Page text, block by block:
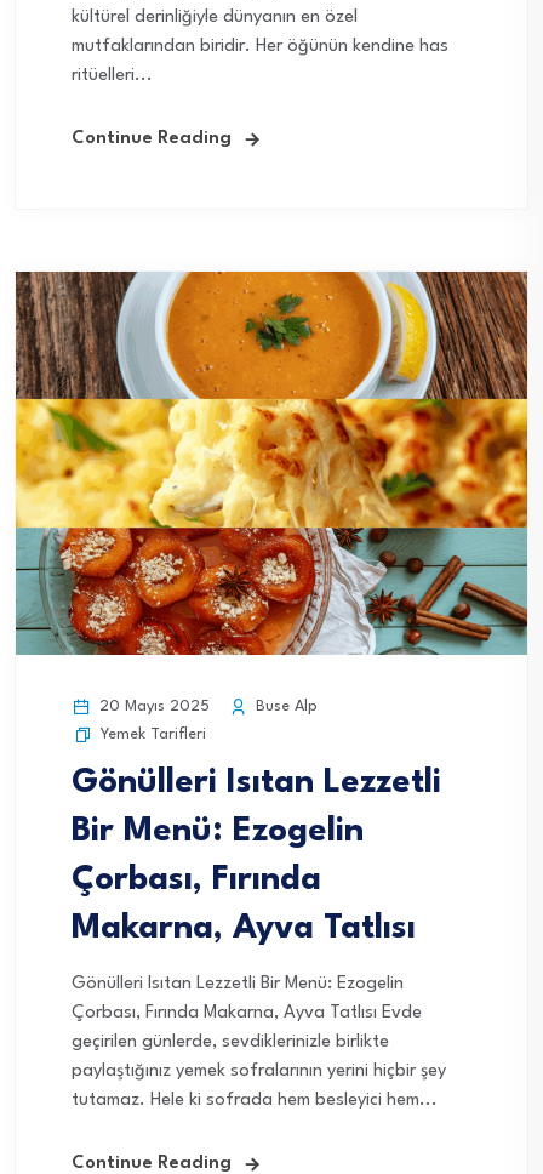
kültürel derinliğiyle dünyanın en özel
mutfaklarından biridir. Her öğünün kendine has
ritüelleri...
Continue Reading
20 Mayıs 2025
Buse Alp
Yemek Tarifleri
Gönülleri Isıtan Lezzetli
Bir Menü: Ezogelin
Çorbası, Fırında
Makarna, Ayva Tatlısı
Gönülleri Isıtan Lezzetli Bir Menü: Ezogelin
Çorbası, Fırında Makarna, Ayva Tatlısı Evde
geçirilen günlerde, sevdiklerinizle birlikte
paylaştığınız yemek sofralarının yerini hiçbir şey
tutamaz. Hele ki sofrada hem besleyici hem...
Continue Reading